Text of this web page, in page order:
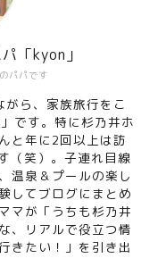
パパです
「kyon」
ら、家族旅行をこ
です。特に杉乃井ホ
と年に2回以上は訪
（笑）。子連れ目線
温泉＆プールの楽し
してブログにまとめ
マが「うちも杉乃井
、リアルで役立つ情
きたい！」を引き出